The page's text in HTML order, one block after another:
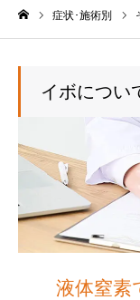
症状･施術別
イボについ
液体窒素